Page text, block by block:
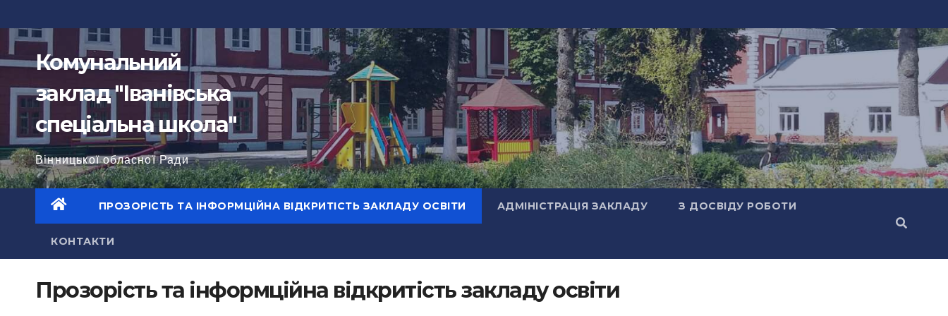
до
вмісту
Комунальний
заклад "Іванівська
спеціальна школа"
Вінницької обласної Ради
ПРОЗОРІСТЬ ТА ІНФОРМЦІЙНА ВІДКРИТІСТЬ ЗАКЛАДУ ОСВІТИ АДМІНІСТРАЦІЯ ЗАКЛАДУ З ДОСВІДУ РОБОТИ
КОНТАКТИ
Прозорість та інформційна відкритість закладу освіти